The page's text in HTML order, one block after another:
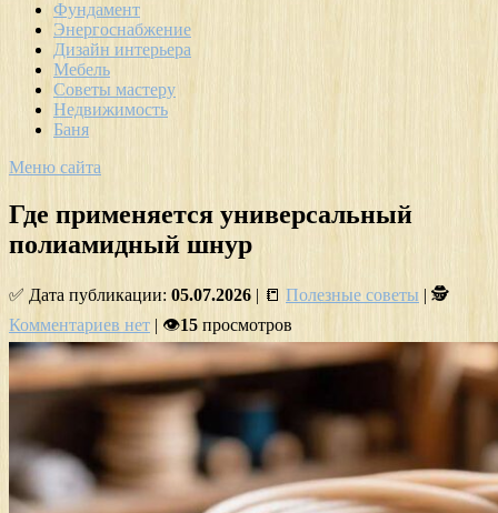
Фундамент
Энергоснабжение
Дизайн интерьера
Мебель
Советы мастеру
Недвижимость
Баня
Меню сайта
Где применяется универсальный
полиамидный шнур
✅ Дата публикации: 05.07.2026 | 📒 Полезные советы | 🕵
Комментариев нет | 👁15 просмотров